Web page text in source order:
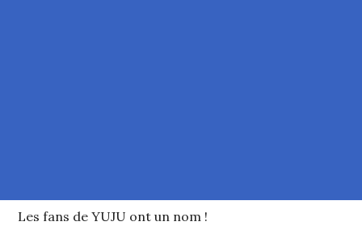
Les fans de YUJU ont un nom !